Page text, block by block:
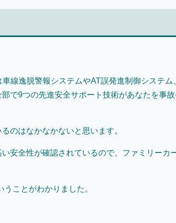
線逸脱警報システムやAT誤発進制御システム
で9つの先進安全サポート技術があなたを事
のはなかなかないと思います。
安全性が確認されているので、ファミリーカ
うことがわかりました。